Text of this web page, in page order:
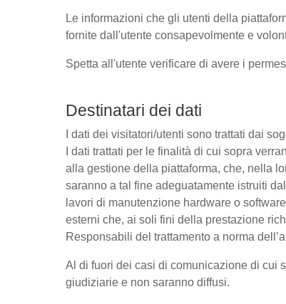
Le informazioni che gli utenti della
fornite dall'utente consapevolmente e
Spetta all'utente verificare di avere i
Destinatari dei dati
I dati dei visitatori/utenti sono trattati dai
I dati trattati per le finalità di cui sopra
alla gestione della piattaforma, che, nella
saranno a tal fine adeguatamente istruiti
lavori di manutenzione hardware o
esterni che, ai soli fini della prestazione
Responsabili del trattamento a norma
Al di fuori dei casi di comunicazione di cui
giudiziarie e non saranno diffusi.